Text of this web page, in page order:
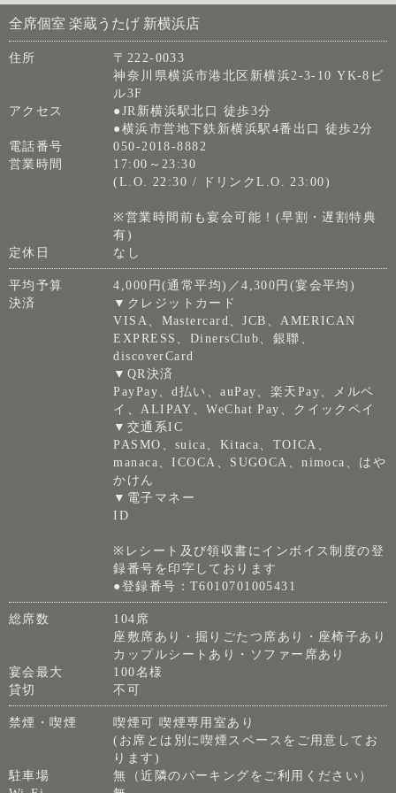
全席個室 楽蔵うたげ 新横浜店
住所
〒222-0033
神奈川県横浜市港北区新横浜2-3-10 YK-8ビ
ル3F
アクセス
●JR新横浜駅北口 徒歩3分
●横浜市営地下鉄新横浜駅4番出口 徒歩2分
電話番号
050-2018-8882
営業時間
17:00～23:30
(L.O. 22:30 / ドリンクL.O. 23:00)
※営業時間前も宴会可能！(早割・遅割特典
有)
定休日
なし
平均予算
4,000円(通常平均)／4,300円(宴会平均)
決済
▼クレジットカード
VISA、Mastercard、JCB、AMERICAN
EXPRESS、DinersClub、銀聯、
discoverCard
▼QR決済
PayPay、d払い、auPay、楽天Pay、メルペ
イ、ALIPAY、WeChat Pay、クイックペイ
▼交通系IC
PASMO、suica、Kitaca、TOICA、
manaca、ICOCA、SUGOCA、nimoca、はや
かけん
▼電子マネー
ID
※レシート及び領収書にインボイス制度の登
録番号を印字しております
●登録番号：T6010701005431
総席数
104席
座敷席あり・掘りごたつ席あり・座椅子あり
カップルシートあり・ソファー席あり
宴会最大
100名様
貸切
不可
禁煙・喫煙
喫煙可 喫煙専用室あり
(お席とは別に喫煙スペースをご用意してお
ります)
駐車場
無（近隣のパーキングをご利用ください）